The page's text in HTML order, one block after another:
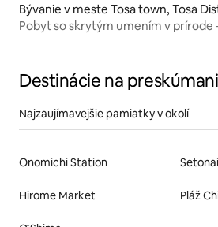
Bývanie v meste Tosa town, Tosa
Pobyt so skrytým umením v prírode
Destinácie na
Najzaujímavejšie pamiatky v okolí
Onomichi Station
Hirome Market Pláž